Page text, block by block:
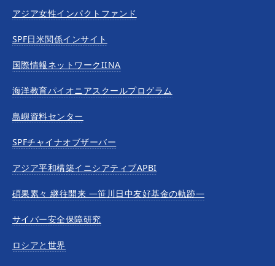
アジア女性インパクトファンド
SPF日米関係インサイト
国際情報ネットワークIINA
海洋教育パイオニアスクールプログラム
島嶼資料センター
SPFチャイナオブザーバー
アジア平和構築イニシアティブAPBI
碩果累々 継往開来 —笹川日中友好基金の軌跡—
サイバー安全保障研究
ロシアと世界